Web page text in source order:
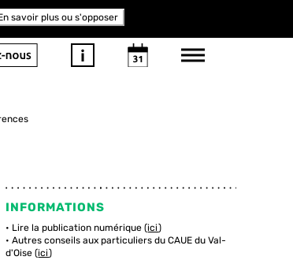
INFORMATIONS
Lire la publication numérique (ici)
Autres conseils aux particuliers du CAUE du Val-
d'Oise (ici)
savoir plus ou s'opposer